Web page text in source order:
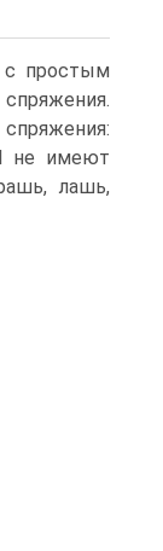
с простым
не имеют
лашь,